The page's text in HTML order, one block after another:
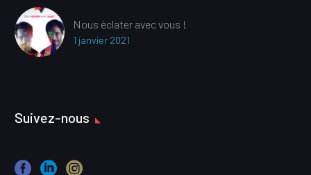
Nous éclater avec vous !
1 janvier 2021
Suivez-nous